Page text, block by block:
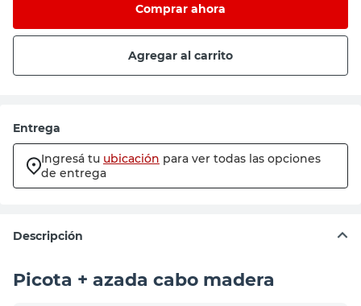
Comprar ahora
Agregar al carrito
Entrega
Ingresá tu ubicación para ver todas las opciones
de entrega
Descripción
Picota + azada cabo madera